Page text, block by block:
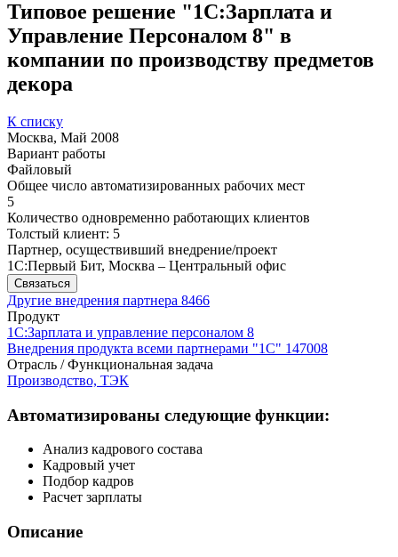
Типовое решение "1С:Зарплата и
Управление Персоналом 8" в
компании по производству предметов
декора
К списку
Москва, Май 2008
Вариант работы
Файловый
Общее число автоматизированных рабочих мест
5
Количество одновременно работающих клиентов
Толстый клиент: 5
Партнер, осуществивший внедрение/проект
1С:Первый Бит, Москва – Центральный офис
Связаться
Другие внедрения партнера 8466
Продукт
1С:Зарплата и управление персоналом 8
Внедрения продукта всеми партнерами "1С" 147008
Отрасль / Функциональная задача
Производство, ТЭК
Автоматизированы следующие функции:
Анализ кадрового состава
Кадровый учет
Подбор кадров
Расчет зарплаты
Описание